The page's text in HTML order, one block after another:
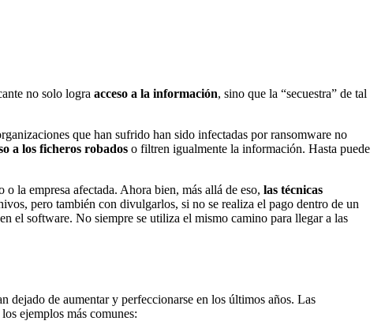
no solo logra acceso a la información, sino que la “secuestra” de tal
que han sufrido han sido infectadas por ransomware no
a los ficheros robados o filtren igualmente la información. Hasta puede
la empresa afectada. Ahora bien, más allá de eso, las técnicas
pero también con divulgarlos, si no se realiza el pago dentro de un
el software. No siempre se utiliza el mismo camino para llegar a las
dejado de aumentar y perfeccionarse en los últimos años. Las
ejemplos más comunes: